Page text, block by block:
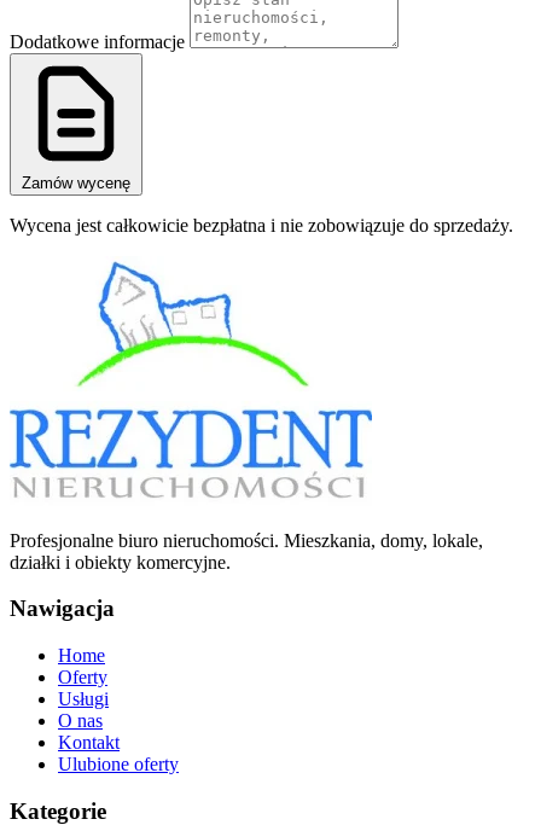
Dodatkowe informacje
Zamów wycenę
Wycena jest całkowicie bezpłatna i nie zobowiązuje do sprzedaży.
Profesjonalne biuro nieruchomości. Mieszkania, domy, lokale,
działki i obiekty komercyjne.
Nawigacja
Home
Oferty
Usługi
O nas
Kontakt
Ulubione oferty
Kategorie